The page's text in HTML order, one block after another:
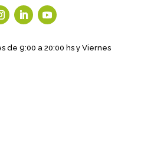
de 9:00 a 20:00 hs y Viernes